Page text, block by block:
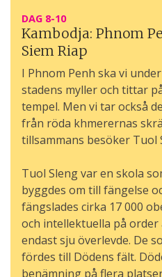
DAG 8-10
Kambodja: Phnom
Siem Riap
I Phnom Penh ska vi
stadens myller och tittar
tempel. Men vi tar också
från röda khmerernas
tillsammans besöker Tuol
Tuol Sleng var en skola
byggdes om till fängelse
fängslades cirka 17 000
och intellektuella på order
endast sju överlevde. De
fördes till Dödens fält.
benämning på flera